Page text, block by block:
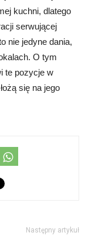
kuchni, dlatego
serwującej
nie jedyne dania,
O tym
te pozycje w
się na jego
Następny artykuł